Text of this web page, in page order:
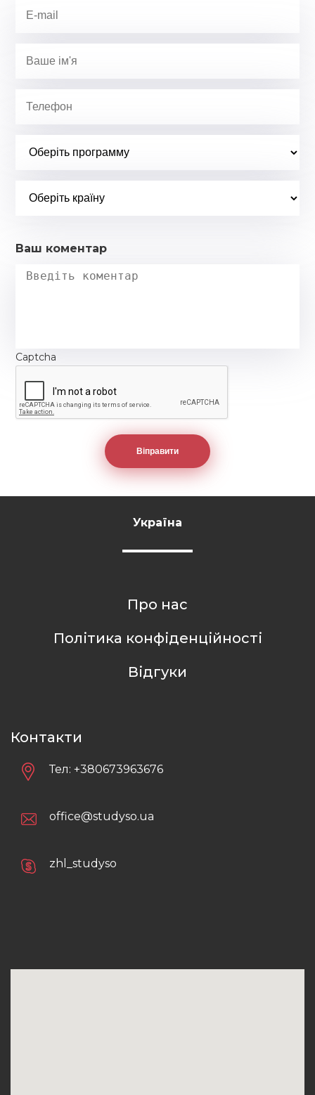
Ваш коментар
Captcha
Україна
Про нас
Політика конфіденційності
Відгуки
Контакти
Тел: +380673963676
office@studyso.ua
zhl_studyso